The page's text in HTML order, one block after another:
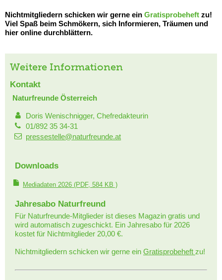
Nichtmitgliedern schicken wir gerne ein Gratisprobeheft zu!
Viel Spaß beim Schmökern, sich Informieren, Träumen und
hier online durchblättern.
Weitere Informationen
Kontakt
Naturfreunde Österreich
Doris Wenischnigger, Chefredakteurin
01/892 35 34-31
pressestelle@naturfreunde.at
Downloads
Mediadaten 2026 (PDF, 584 KB )
Jahresabo Naturfreund
Für Naturfreunde-Mitglieder ist dieses Magazin gratis und
wird automatisch zugeschickt. Ein Jahresabo für 2026
kostet für Nichtmitglieder 20,00 €.
Nichtmitgliedern schicken wir gerne ein Gratisprobeheft zu!